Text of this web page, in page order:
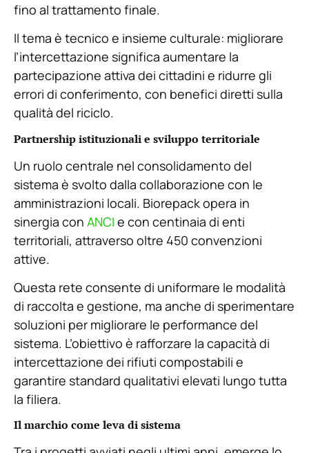
fino al trattamento finale.
Il tema è tecnico e insieme culturale: migliorare
l’intercettazione significa aumentare la
partecipazione attiva dei cittadini e ridurre gli
errori di conferimento, con benefici diretti sulla
qualità del riciclo.
Partnership istituzionali e sviluppo territoriale
Un ruolo centrale nel consolidamento del
sistema è svolto dalla collaborazione con le
amministrazioni locali. Biorepack opera in
sinergia con ANCI e con centinaia di enti
territoriali, attraverso oltre 450 convenzioni
attive.
Questa rete consente di uniformare le modalità
di raccolta e gestione, ma anche di sperimentare
soluzioni per migliorare le performance del
sistema. L’obiettivo è rafforzare la capacità di
intercettazione dei rifiuti compostabili e
garantire standard qualitativi elevati lungo tutta
la filiera.
Il marchio come leva di sistema